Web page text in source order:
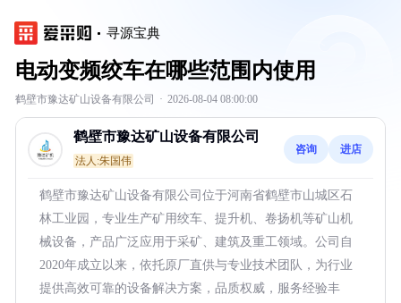
寻源宝典
电动变频绞车在哪些范围内使用
鹤壁市豫达矿山设备有限公司 · 2026-08-04 08:00:00
鹤壁市豫达矿山设备有限公司
法人:朱国伟
咨询 进店
鹤壁市豫达矿山设备有限公司位于河南省鹤壁市山城区石
林工业园，专业生产矿用绞车、提升机、卷扬机等矿山机
械设备，产品广泛应用于采矿、建筑及重工领域。公司自
2020年成立以来，依托原厂直供与专业技术团队，为行业
提供高效可靠的设备解决方案，品质权威，服务经验丰